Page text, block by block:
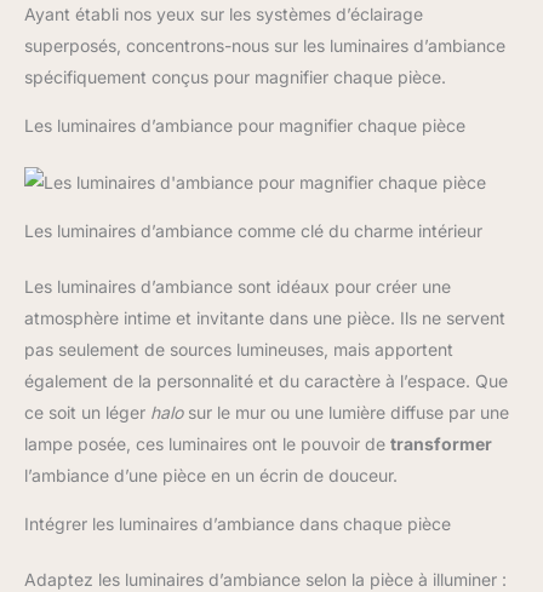
Ayant établi nos yeux sur les systèmes d’éclairage
superposés, concentrons-nous sur les luminaires d’ambiance
spécifiquement conçus pour magnifier chaque pièce.
Les luminaires d’ambiance pour magnifier chaque pièce
Les luminaires d’ambiance comme clé du charme intérieur
Les luminaires d’ambiance sont idéaux pour créer une
atmosphère intime et invitante dans une pièce. Ils ne servent
pas seulement de sources lumineuses, mais apportent
également de la personnalité et du caractère à l’espace. Que
ce soit un léger halosur le mur ou une lumière diffuse par une
lampe posée, ces luminaires ont le pouvoir de transformer
l’ambiance d’une pièce en un écrin de douceur.
Intégrer les luminaires d’ambiance dans chaque pièce
Adaptez les luminaires d’ambiance selon la pièce à illuminer :